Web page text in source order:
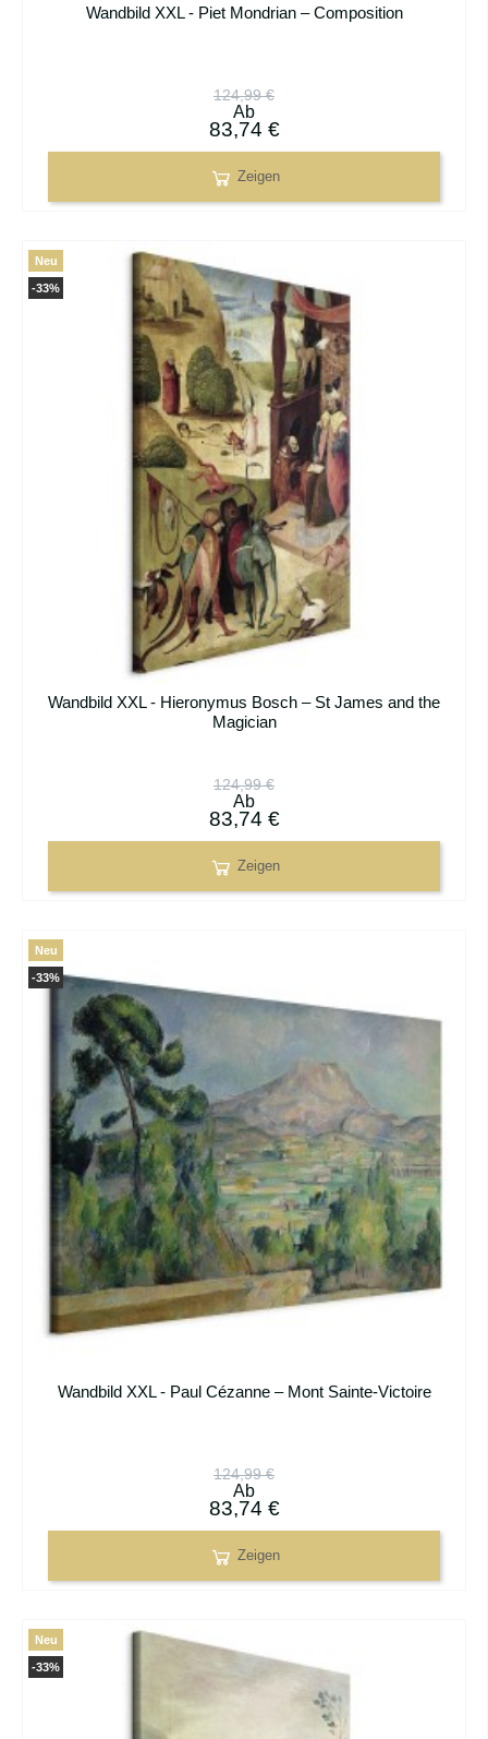
Wandbild XXL - Piet Mondrian – Composition
124,99 €
Ab
83,74 €
Zeigen
Wandbild XXL - Hieronymus Bosch – St James and the
Magician
124,99 €
Ab
83,74 €
Zeigen
-33%
Neu
Wandbild XXL - Paul Cézanne – Mont Sainte-Victoire
124,99 €
Ab
83,74 €
Zeigen
-33%
Neu
-33%
Neu